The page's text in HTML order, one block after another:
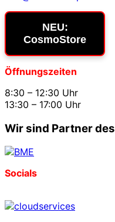
NEU:
CosmoStore
Öffnungszeiten
8:30 – 12:30 Uhr
13:30 – 17:00 Uhr
Wir sind Partner des
Socials